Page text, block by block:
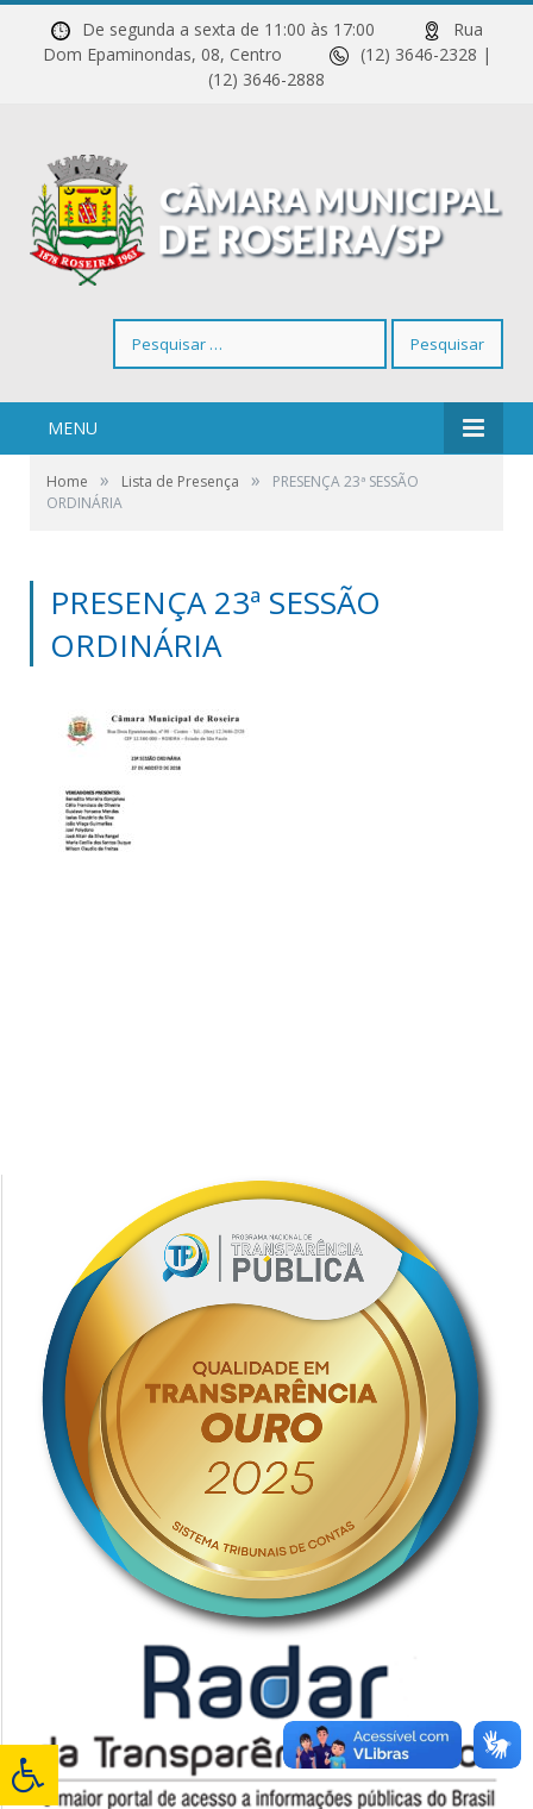
De segunda a sexta de 11:00 às 17:00
Rua
Dom Epaminondas, 08, Centro
(12) 3646-2328 |
(12) 3646-2888
por:
MENU
Home » Lista de Presença »
PRESENÇA 23ª SESSÃO
ORDINÁRIA
PRESENÇA 23ª SESSÃO
ORDINÁRIA